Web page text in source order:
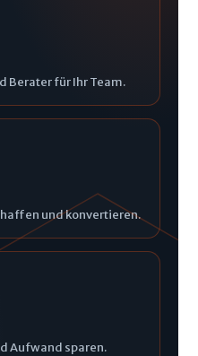
Berater für Ihr Team.
und konvertieren.
Aufwand sparen.